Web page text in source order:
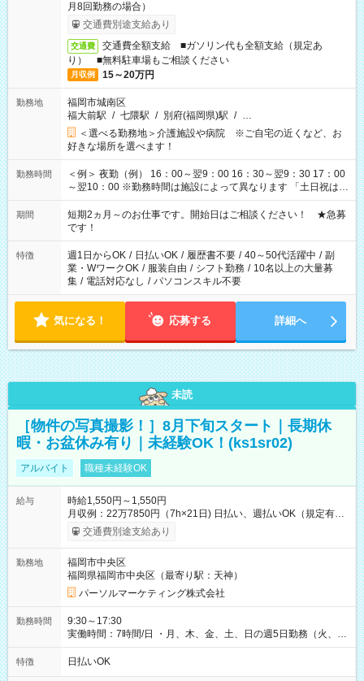
月8回勤務の場合）
交通費別途支給あり
交通費
交通費全額支給 ■ガソリン代も全額支給（規定あ
り） ■無料駐車場もご相談ください
月収例 15～20万円
勤務地
福岡市城南区
福大前駅 / 七隈駅 / 別府(福岡県)駅 / …
＜選べる勤務地＞介護施設や病院 ※ご自宅の近くなど、お
好きな場所を選べます！
勤務時間
＜例＞ 夜勤（例） 16：00～翌9：00 16：30～翌9：30 17：00
～翌10：00 ※勤務時間は施設によって異なります 「土日祝は休
みたい」 「しっかり稼ぎたい」 「もう少し遅い時間から始めた
い」など ご希望にあったお仕事をご案内いたします。 ※未経験
の方の場合は1～2ヶ月間は日中での仕事を経験いただき、 お
仕事に慣れてからの夜勤になります。 ★家庭の都合でお休みが
必要な場合も遠慮なくご相談ください。
期間
短期2ヵ月～のお仕事です。開始日はご相談ください！ ★急募
です！
特徴 週1日からOK / 日払いOK / 履歴書不要 / 40～50代活躍中 / 副
業・WワークOK / 服装自由 / シフト勤務 / 10名以上の大量募
集 / 電話対応なし / パソコンスキル不要
気になる！ 応募する 詳細へ
未読
［物件の写真撮影！］8月下旬スタート｜長期休
暇・お盆休み有り｜未経験OK！(ks1sr02)
アルバイト 職種未経験OK
給与
時給1,550円～1,550円
月収例：22万7850円（7h×21日) 日払い、週払いOK（規定有
り） 【試用期間】試用期間なし
交通費別途支給あり
勤務地
福岡市中央区
福岡県福岡市中央区（最寄り駅：天神）
パーソルマーケティング株式会社
勤務時間
9:30～17:30
実働時間：7時間/日 ・月、木、金、土、日の週5日勤務（火、水
は固定休です／GW、お盆、年末年始等、長期休暇有り！） ・
ワンシフト！ ・残業ほぼナシ（0～5h/月）
特徴 日払いOK